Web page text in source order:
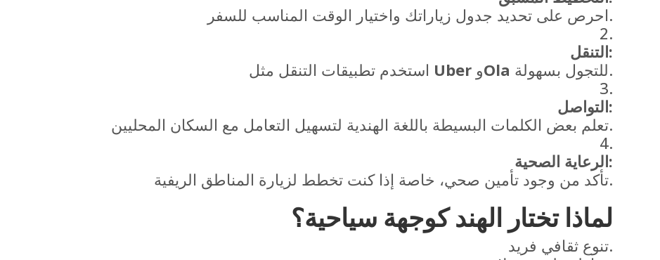
احرص على تحديد جدول زياراتك واختيار الوقت المناسب للسفر.
التنقل:
Uber وOla
للتجول بسهولة.
التواصل:
تعلم بعض الكلمات البسيطة باللغة الهندية لتسهيل التعامل مع السكان المحليين.
الرعاية الصحية:
تأكد من وجود تأمين صحي، خاصة إذا كنت تخطط لزيارة المناطق الريفية.
لماذا تختار الهند كوجهة سياحية؟
تنوع ثقافي فريد.